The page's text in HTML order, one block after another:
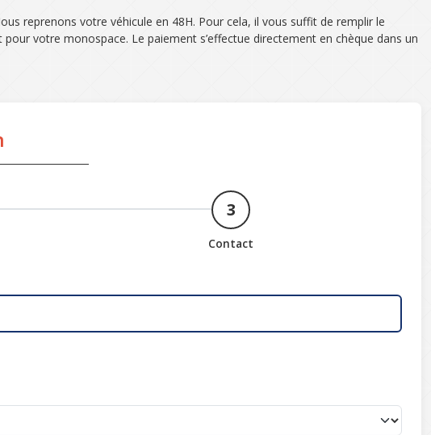
reprenons votre véhicule en 48H. Pour cela, il vous suffit de remplir le
votre monospace. Le paiement s’effectue directement en chèque dans un
3
Contact